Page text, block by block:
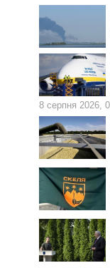
8 серпня 2026,